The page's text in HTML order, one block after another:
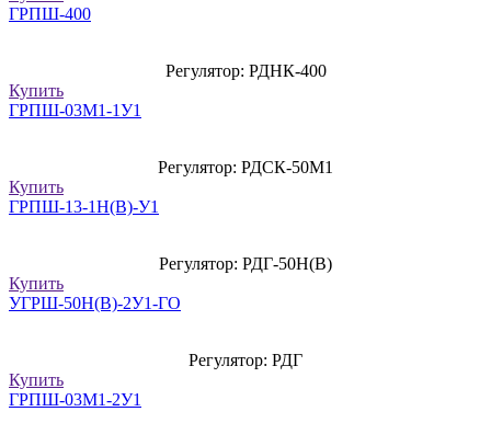
ГРПШ-400
Регулятор: РДНК-400
Купить
ГРПШ-03М1-1У1
Регулятор: РДСК-50М1
Купить
ГРПШ-13-1Н(В)-У1
Регулятор: РДГ-50Н(В)
Купить
УГРШ-50Н(В)-2У1-ГО
Регулятор: РДГ
Купить
ГРПШ-03М1-2У1